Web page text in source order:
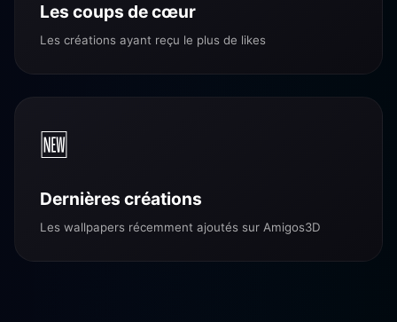
Les coups de cœur
Les créations ayant reçu le plus de likes
🆕
Dernières créations
Les wallpapers récemment ajoutés sur Amigos3D